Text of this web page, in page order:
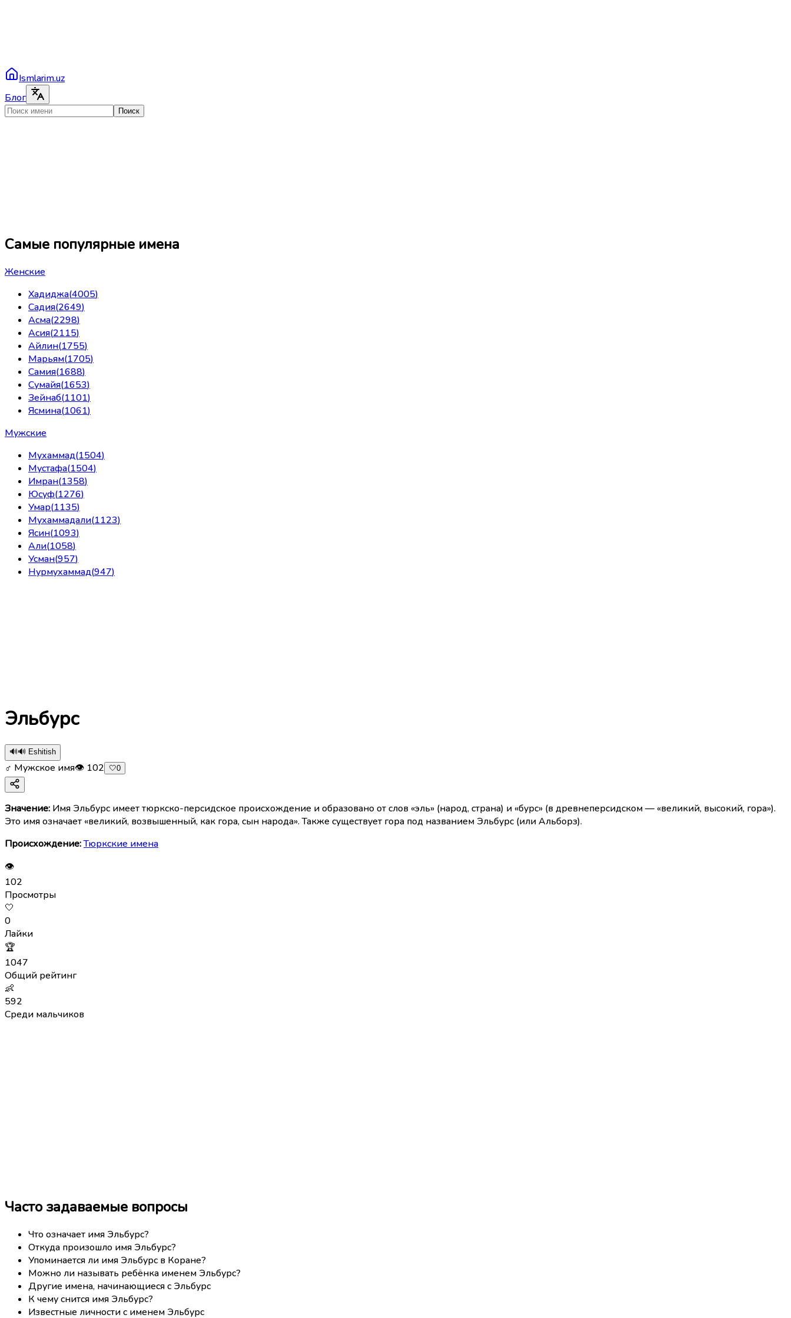
Ismlarim.uz
Блог
Поиск
Самые популярные имена
Женские
Хадиджа(4005)
Садия(2649)
Асма(2298)
Асия(2115)
Айлин(1755)
Марьям(1705)
Самия(1688)
Сумайя(1653)
Зейнаб(1101)
Ясмина(1061)
Мужские
Мухаммад(1504)
Мустафа(1504)
Имран(1358)
Юсуф(1276)
Умар(1135)
Мухаммадали(1123)
Ясин(1093)
Али(1058)
Усман(957)
Нурмухаммад(947)
Эльбурc
🔊🔊 Eshitish
♂ Мужское имя👁 102 🤍0
Значение: Имя Эльбурc имеет тюркско-персидское происхождение и образовано от слов «эль» (народ, страна) и «бурc» (в древнеперсидском — «великий, высокий, гора»).
Это имя означает «великий, возвышенный, как гора, сын народа». Также существует гора под названием Эльбурс (или Альборз).
Происхождение:Тюркские имена
👁
102
Просмотры
🤍
0
Лайки
🏆
1047
Общий рейтинг
👶
592
Среди мальчиков
Часто задаваемые вопросы
Что означает имя Эльбурc?
Откуда произошло имя Эльбурc?
Упоминается ли имя Эльбурc в Коране?
Можно ли называть ребёнка именем Эльбурc?
Другие имена, начинающиеся с Эльбурc
К чему снится имя Эльбурc?
Известные личности с именем Эльбурc